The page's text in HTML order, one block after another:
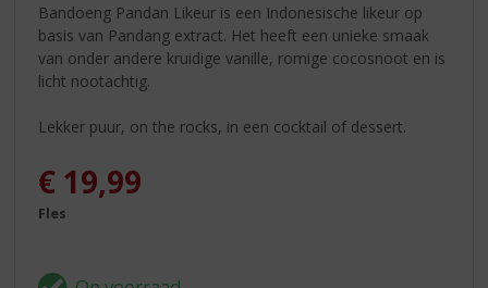
Bandoeng Pandan Likeur is een Indonesische likeur op
basis van Pandang extract. Het heeft een unieke smaak
van onder andere kruidige vanille, romige cocosnoot en is
licht nootachtig.
Lekker puur, on the rocks, in een cocktail of dessert.
€ 19,99
Fles